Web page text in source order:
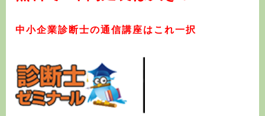
中小企業診断士の通信講座はこれ一択